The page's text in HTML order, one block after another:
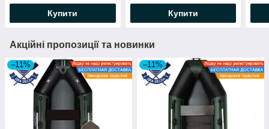
Купити Купити
Акційні пропозиції та новинки
–11% –11%